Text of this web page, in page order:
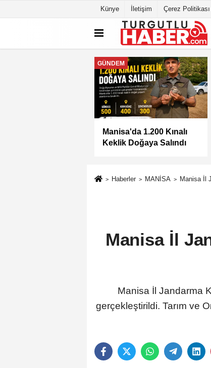
Künye İletişim Çerez Politikası
MANİSA
BAŞKAN ŞİMŞEK
SAHADAKİ
Haberler MANİSA Manisa İl
Manisa İl
​​​​​​​Manisa İl Jandarma
gerçekleştirildi. Tarım ve